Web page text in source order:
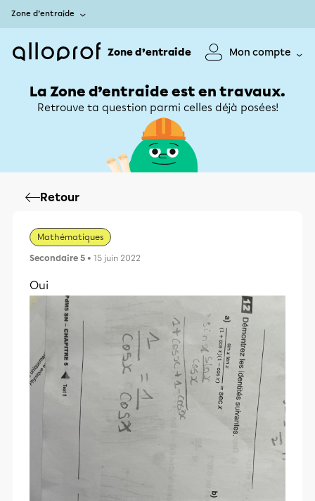
Zone d’entraide
Zone d’entraide Mon compte
La Zone d’entraide est en travaux.
Retrouve ta question parmi celles déjà posées!
Retour
Mathématiques
Secondaire 5 • 15 juin 2022
Oui